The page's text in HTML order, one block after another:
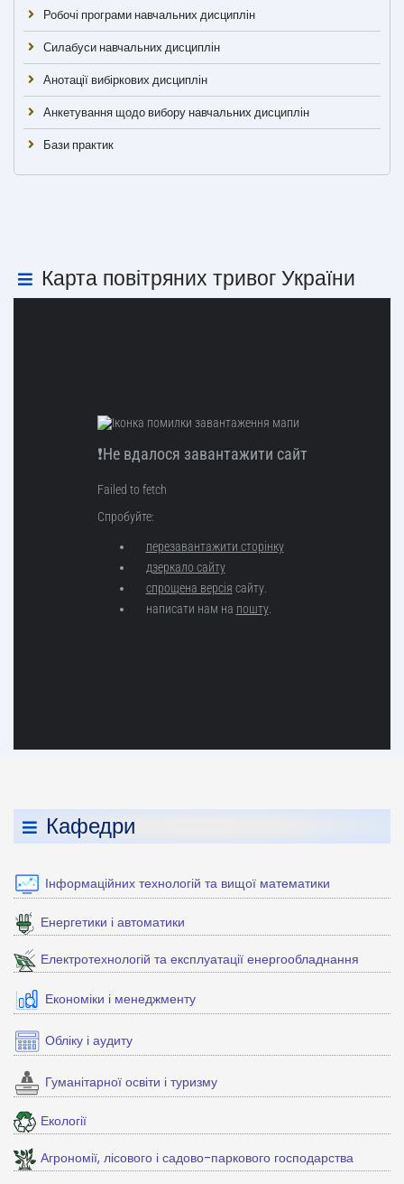
Робочі програми навчальних дисциплін
Силабуси навчальних дисциплін
Анотації вибіркових дисциплін
Анкетування щодо вибору навчальних дисциплін
Бази практик
Карта повітряних тривог України
Кафедри
Інформаційних технологій та вищої математики
Енергетики і автоматики
Електротехнологій та експлуатації енергообладнання
Економіки і менеджменту
Обліку і аудиту
Гуманітарної освіти і туризму
Екології
Агрономії, лісового і садово-паркового господарства